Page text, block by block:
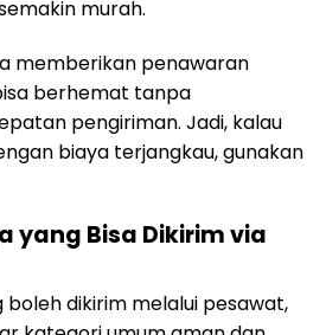
murah.
memberikan penawaran
berhemat tanpa
pengiriman. Jadi, kalau
biaya terjangkau, gunakan
yang Bisa Dikirim via
boleh dikirim melalui pesawat,